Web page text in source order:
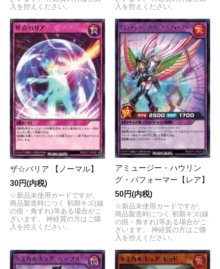
入を控えください。
入を控えください。
ザ☆バリア 【ノーマル】
30円(内税)
☆新品未使用カードですが、
商品製造時につく 初期キズ(線
の痕・角すれ)等ある場合がご
ざいます。 神経質の方はご購
入を控えください。
アミュージー・ハウリン
グ・パフォーマー【レア】
50円(内税)
☆新品未使用カードですが、
商品製造時につく 初期キズ(線
の痕・角すれ)等ある場合がご
ざいます。 神経質の方はご購
入を控えください。